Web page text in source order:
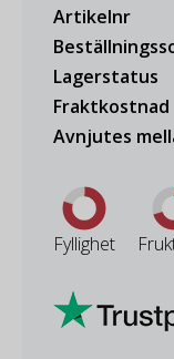
Artikelnr
Lagerstatus
Fraktkostnad
Avnjutes
Fyllighet